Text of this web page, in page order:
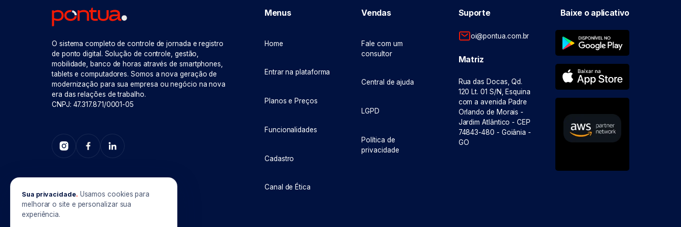
Menus
Home
Entrar na plataforma
Planos e Preços
Funcionalidades
Cadastro
Canal de Ética
Vendas
Fale com um
consultor
Central de ajuda
LGPD
Política de
privacidade
Suporte
oi@pontua.com.br
Matriz
Rua das Docas, Qd.
120 Lt. 01 S/N, Esquina
com a avenida Padre
Orlando de Morais -
Jardim Atlântico - CEP
74843-480 - Goiânia -
GO
Baixe o aplicativo
O sistema completo de controle de jornada e registro
de ponto digital. Solução de controle, gestão,
mobilidade, banco de horas através de smartphones,
tablets e computadores. Somos a nova geração de
modernização para sua empresa ou negócio na nova
era das relações de trabalho.
CNPJ: 47.317.871/0001-05
Sua privacidade. Usamos cookies para
melhorar o site e personalizar sua
experiência.